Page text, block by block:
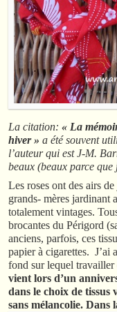
La citation: « La
hiver » a été souvent
l’auteur qui est J-M.
beaux (beaux parce que
Les roses ont des airs
grands- mères jardinant
totalement vintages.
brocantes du Périgord
anciens, parfois, ces
papier à cigarettes. J’ai
fond sur lequel travailler
vient lors d’un
dans le choix de tissus
sans mélancolie. Dans